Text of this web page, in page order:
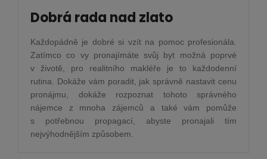
Dobrá rada nad zlato
Každopádně je dobré si vzít na pomoc profesionála.
Zatímco co vy pronajímáte svůj byt možná poprvé
v životě, pro realitního makléře je to každodenní
rutina. Dokáže vám poradit, jak správně nastavit cenu
pronájmu, dokáže rozpoznat tohoto správného
nájemce z mnoha zájemců a také vám pomůže
s potřebnou propagací, abyste pronajali tím
nejvýhodnějším způsobem.